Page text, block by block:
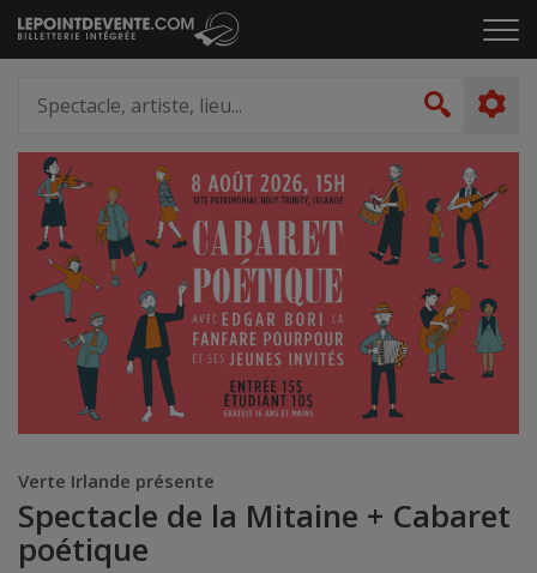
Passer
au
le
artiste,
lieu...
Verte Irlande présente
Spectacle de la Mitaine + Cabaret
poétique